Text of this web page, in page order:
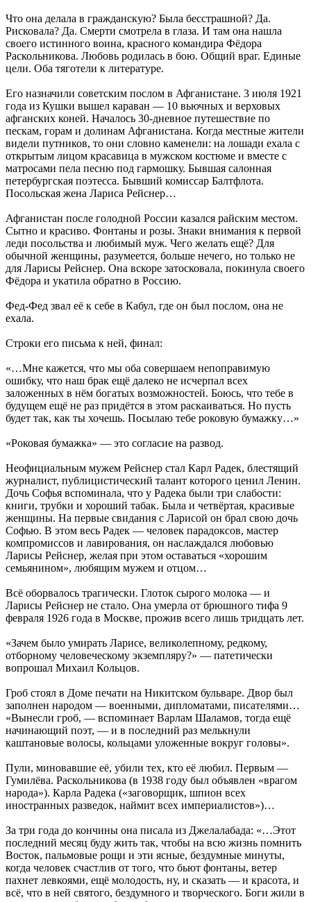
Что она делала в гражданскую? Была бесстрашной? Да.
Рисковала? Да. Смерти смотрела в глаза. И там она нашла
своего истинного воина, красного командира Фёдора
Раскольникова. Любовь родилась в бою. Общий враг. Единые
цели. Оба тяготели к литературе.
Его назначили советским послом в Афганистане. 3 июля 1921
года из Кушки вышел караван — 10 вьючных и верховых
афганских коней. Началось 30-дневное путешествие по
пескам, горам и долинам Афганистана. Когда местные жители
видели путников, то они словно каменели: на лошади ехала с
открытым лицом красавица в мужском костюме и вместе с
матросами пела песню под гармошку. Бывшая салонная
петербургская поэтесса. Бывший комиссар Балтфлота.
Посольская жена Лариса Рейснер…
Афганистан после голодной России казался райским местом.
Сытно и красиво. Фонтаны и розы. Знаки внимания к первой
леди посольства и любимый муж. Чего желать ещё? Для
обычной женщины, разумеется, больше нечего, но только не
для Ларисы Рейснер. Она вскоре затосковала, покинула своего
Фёдора и укатила обратно в Россию.
Фед-Фед звал её к себе в Кабул, где он был послом, она не
ехала.
Строки его письма к ней, финал:
«…Мне кажется, что мы оба совершаем непоправимую
ошибку, что наш брак ещё далеко не исчерпал всех
заложенных в нём богатых возможностей. Боюсь, что тебе в
будущем ещё не раз придётся в этом раскаиваться. Но пусть
будет так, как ты хочешь. Посылаю тебе роковую бумажку…»
«Роковая бумажка» — это согласие на развод.
Неофициальным мужем Рейснер стал Карл Радек, блестящий
журналист, публицистический талант которого ценил Ленин.
Дочь Софья вспоминала, что у Радека были три слабости:
книги, трубки и хороший табак. Была и четвёртая, красивые
женщины. На первые свидания с Ларисой он брал свою дочь
Софью. В этом весь Радек — человек парадоксов, мастер
компромиссов и лавирования, он наслаждался любовью
Ларисы Рейснер, желая при этом оставаться «хорошим
семьянином», любящим мужем и отцом…
Всё оборвалось трагически. Глоток сырого молока — и
Ларисы Рейснер не стало. Она умерла от брюшного тифа 9
февраля 1926 года в Москве, прожив всего лишь тридцать лет.
«Зачем было умирать Ларисе, великолепному, редкому,
отборному человеческому экземпляру?» — патетически
вопрошал Михаил Кольцов.
Гроб стоял в Доме печати на Никитском бульваре. Двор был
заполнен народом — военными, дипломатами, писателями…
«Вынесли гроб, — вспоминает Варлам Шаламов, тогда ещё
начинающий поэт, — и в последний раз мелькнули
каштановые волосы, кольцами уложенные вокруг головы».
Пули, миновавшие её, убили тех, кто её любил. Первым —
Гумилёва. Раскольникова (в 1938 году был объявлен «врагом
народа»). Карла Радека («заговорщик, шпион всех
иностранных разведок, наймит всех империалистов»)…
За три года до кончины она писала из Джелалабада: «…Этот
последний месяц буду жить так, чтобы на всю жизнь помнить
Восток, пальмовые рощи и эти ясные, бездумные минуты,
когда человек счастлив от того, что бьют фонтаны, ветер
пахнет левкоями, ещё молодость, ну, и сказать — и красота, и
всё, что в ней святого, бездумного и творческого. Боги жили в